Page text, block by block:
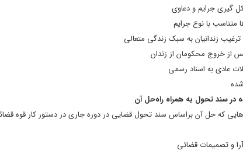
که حل آن براساس سند تحول قضایی در دوره جاری در دستور کار قوه